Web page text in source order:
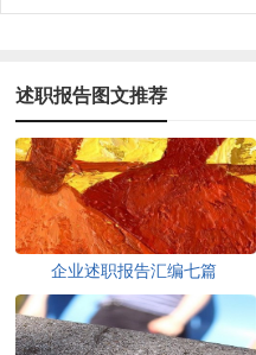
述职报告图文推荐
企业述职报告汇编七篇